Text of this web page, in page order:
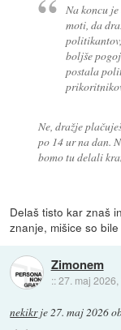
Na koncu
moti, da
boljše
postala
Ne, dražje
po 14 ur na dan.
bomo tu delali
Delaš tisto kar znaš
znanje, mišice so
Zimonem
::27. maj 2026,
nekikrje27. maj 2026